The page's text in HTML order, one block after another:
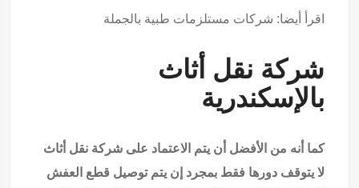
اقرأ أيضا: شركات مستلزمات طبية بالجملة
شركة نقل أثاث
بالإسكندرية
كما أنه من الأفضل أن يتم الاعتماد على شركة نقل أثاث
لا يتوقف دورها فقط بمجرد إن يتم توصيل قطع العفش